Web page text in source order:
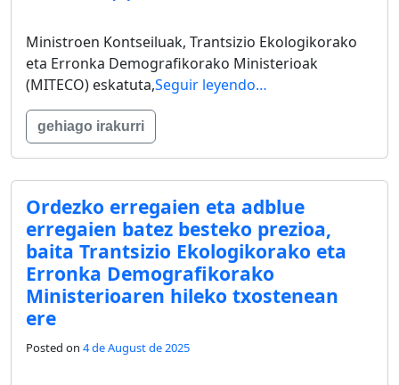
Ministroen Kontseiluak, Trantsizio Ekologikorako
eta Erronka Demografikorako Ministerioak
(MITECO) eskatuta,Seguir leyendo…
gehiago irakurri
Ordezko erregaien eta adblue
erregaien batez besteko prezioa,
baita Trantsizio Ekologikorako eta
Erronka Demografikorako
Ministerioaren hileko txostenean
ere
Posted on 4 de August de 2025